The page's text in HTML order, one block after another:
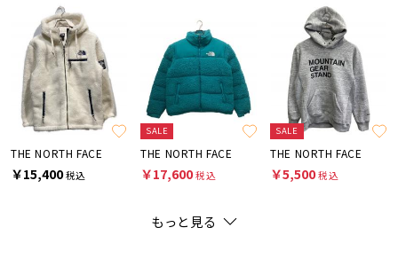
THE NORTH FACE
￥15,400税込
SALE
THE NORTH FACE
￥17,600税込
SALE
THE NORTH FACE
￥5,500税込
もっと見る